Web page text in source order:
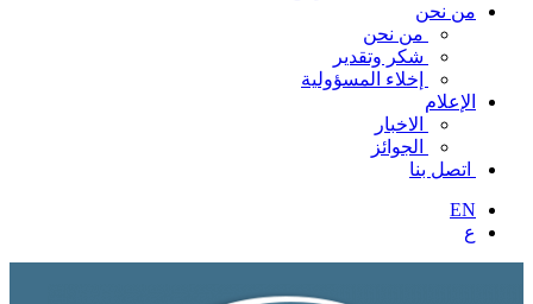
من نحن
من نحن
شكر وتقدير
إخلاء المسؤولية
الإعلام
الاخبار
الجوائز
اتصل بنا
EN
ع